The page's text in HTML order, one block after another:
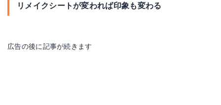
リメイクシートが変われば印象も変わる
広告の後に記事が続きます